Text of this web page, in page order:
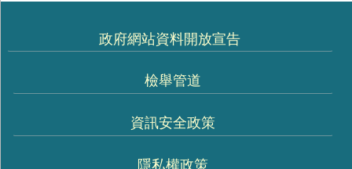
政府網站資料開放宣告
檢舉管道
資訊安全政策
隱私權政策